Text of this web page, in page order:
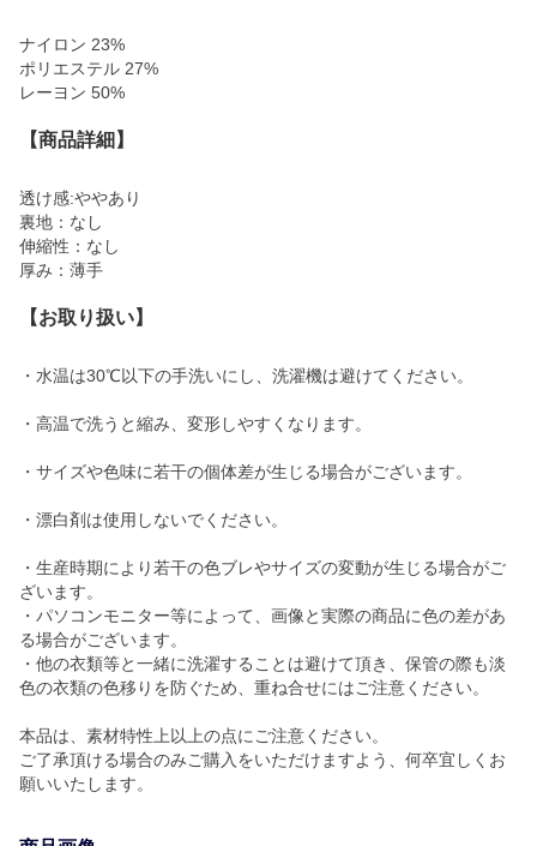
ナイロン 23%
ポリエステル 27%
レーヨン 50%
【商品詳細】
透け感:ややあり
裏地：なし
伸縮性：なし
厚み：薄手
【お取り扱い】
・水温は30℃以下の手洗いにし、洗濯機は避けてください。
・高温で洗うと縮み、変形しやすくなります。
・サイズや色味に若干の個体差が生じる場合がございます。
・漂白剤は使用しないでください。
・生産時期により若干の色ブレやサイズの変動が生じる場合がご
ざいます。
・パソコンモニター等によって、画像と実際の商品に色の差があ
る場合がございます。
・他の衣類等と一緒に洗濯することは避けて頂き、保管の際も淡
色の衣類の色移りを防ぐため、重ね合せにはご注意ください。
本品は、素材特性上以上の点にご注意ください。
ご了承頂ける場合のみご購入をいただけますよう、何卒宜しくお
願いいたします。